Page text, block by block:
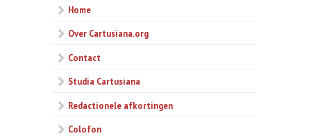
Home
Over Cartusiana.org
Contact
Studia Cartusiana
Redactionele afkortingen
Colofon